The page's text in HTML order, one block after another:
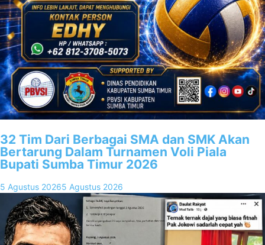
32 Tim Dari Berbagai SMA dan SMK Akan
Bertarung Dalam Turnamen Voli Piala
Bupati Sumba Timur 2026
5 Agustus 20265 Agustus 2026